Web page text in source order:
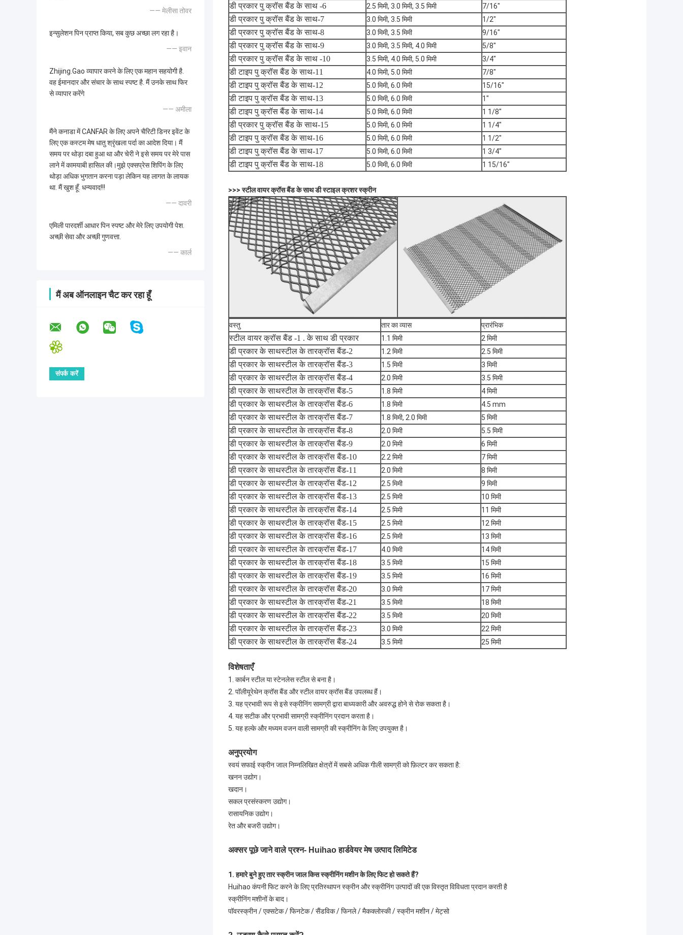
—— मेलीसा तोवर
इन्सुलेशन पिन प्राप्त किया, सब कुछ अच्छा लग रहा है।
—— इवान
Zhijing.Gao व्यापार करने के लिए एक महान सहयोगी है.
वह ईमानदार और संचार के साथ स्पष्ट है. मैं उनके साथ फिर
से व्यापार करेंगे
—— अमीला
मैंने कनाडा में CANFAR के लिए अपने चैरिटी डिनर इवेंट के
लिए एक कस्टम मेष धातु श्रृंखला पर्दा का आदेश दिया। मैं
समय पर थोड़ा दबा हुआ था और चेरी ने इसे समय पर मेरे पास
लाने में कामयाबी हासिल की।मुझे एक्सप्रेस शिपिंग के लिए
थोड़ा अधिक भुगतान करना पड़ा लेकिन यह लागत के लायक
था. मैं खुश हूँ. धन्यवाद!!!
—— दावरी
एमिली पारदर्शी आधार पिन स्पष्ट और मेरे लिए उपयोगी पेश.
अच्छी सेवा और अच्छी गुणवत्ता.
—— कार्ल
मैं अब ऑनलाइन चैट कर रहा हूँ
डी प्रकार पु क्रॉस बैंड के साथ -6 2.5 मिमी, 3.0 मिमी, 3.5 मिमी 7/16″
डी प्रकार पु क्रॉस बैंड के साथ-7 3.0 मिमी, 3.5 मिमी 1/2″
डी प्रकार पु क्रॉस बैंड के साथ-8 3.0 मिमी, 3.5 मिमी 9/16″
डी प्रकार पु क्रॉस बैंड के साथ-9 3.0 मिमी, 3.5 मिमी, 4.0 मिमी 5/8″
डी प्रकार पु क्रॉस बैंड के साथ -10 3.5 मिमी, 4.0 मिमी, 5.0 मिमी 3/4″
डी टाइप पु क्रॉस बैंड के साथ-11 4.0 मिमी, 5.0 मिमी 7/8″
डी टाइप पु क्रॉस बैंड के साथ-12 5.0 मिमी, 6.0 मिमी 15/16″
डी टाइप पु क्रॉस बैंड के साथ-13 5.0 मिमी, 6.0 मिमी 1″
डी टाइप पु क्रॉस बैंड के साथ-14 5.0 मिमी, 6.0 मिमी 1 1/8″
डी प्रकार पु क्रॉस बैंड के साथ-15 5.0 मिमी, 6.0 मिमी 1 1/4″
डी टाइप पु क्रॉस बैंड के साथ-16 5.0 मिमी, 6.0 मिमी 1 1/2″
डी टाइप पु क्रॉस बैंड के साथ-17 5.0 मिमी, 6.0 मिमी 1 3/4″
डी टाइप पु क्रॉस बैंड के साथ-18 5.0 मिमी, 6.0 मिमी 1 15/16″
>>> स्टील वायर क्रॉस बैंड के साथ डी स्टाइल क्रशर स्क्रीन
वस्तु तार का व्यास प्रारंभिक
स्टील वायर क्रॉस बैंड -1 . के साथ डी प्रकार 1.1 मिमी 2 मिमी
डी प्रकार के साथस्टील के तारक्रॉस बैंड-2 1.2 मिमी 2.5 मिमी
डी प्रकार के साथस्टील के तारक्रॉस बैंड-3 1.5 मिमी 3 मिमी
डी प्रकार के साथस्टील के तारक्रॉस बैंड-4 2.0 मिमी 3.5 मिमी
डी प्रकार के साथस्टील के तारक्रॉस बैंड-5 1.8 मिमी 4 मिमी
डी प्रकार के साथस्टील के तारक्रॉस बैंड-6 1.8 मिमी 4.5 mm
डी प्रकार के साथस्टील के तारक्रॉस बैंड-7 1.8 मिमी, 2.0 मिमी 5 मिमी
डी प्रकार के साथस्टील के तारक्रॉस बैंड-8 2.0 मिमी 5.5 मिमी
डी प्रकार के साथस्टील के तारक्रॉस बैंड-9 2.0 मिमी 6 मिमी
डी प्रकार के साथस्टील के तारक्रॉस बैंड-10 2.2 मिमी 7 मिमी
डी प्रकार के साथस्टील के तारक्रॉस बैंड-11 2.0 मिमी 8 मिमी
डी प्रकार के साथस्टील के तारक्रॉस बैंड-12 2.5 मिमी 9 मिमी
डी प्रकार के साथस्टील के तारक्रॉस बैंड-13 2.5 मिमी 10 मिमी
डी प्रकार के साथस्टील के तारक्रॉस बैंड-14 2.5 मिमी 11 मिमी
डी प्रकार के साथस्टील के तारक्रॉस बैंड-15 2.5 मिमी 12 मिमी
डी प्रकार के साथस्टील के तारक्रॉस बैंड-16 2.5 मिमी 13 मिमी
डी प्रकार के साथस्टील के तारक्रॉस बैंड-17 4.0 मिमी 14 मिमी
डी प्रकार के साथस्टील के तारक्रॉस बैंड-18 3.5 मिमी 15 मिमी
डी प्रकार के साथस्टील के तारक्रॉस बैंड-19 3.5 मिमी 16 मिमी
डी प्रकार के साथस्टील के तारक्रॉस बैंड-20 3.0 मिमी 17 मिमी
डी प्रकार के साथस्टील के तारक्रॉस बैंड-21 3.5 मिमी 18 मिमी
डी प्रकार के साथस्टील के तारक्रॉस बैंड-22 3.5 मिमी 20 मिमी
डी प्रकार के साथस्टील के तारक्रॉस बैंड-23 3.0 मिमी 22 मिमी
डी प्रकार के साथस्टील के तारक्रॉस बैंड-24 3.5 मिमी 25 मिमी
विशेषताएँ
1. कार्बन स्टील या स्टेनलेस स्टील से बना है।
2. पॉलीयूरेथेन क्रॉस बैंड और स्टील वायर क्रॉस बैंड उपलब्ध हैं।
3. यह प्रभावी रूप से इसे स्क्रीनिंग सामग्री द्वारा बाध्यकारी और अवरुद्ध होने से रोक सकता है।
4. यह सटीक और प्रभावी सामग्री स्क्रीनिंग प्रदान करता है।
5. यह हल्के और मध्यम वजन वाली सामग्री की स्क्रीनिंग के लिए उपयुक्त है।
अनुप्रयोग
स्वयं सफाई स्क्रीन जाल निम्नलिखित क्षेत्रों में सबसे अधिक गीली सामग्री को फ़िल्टर कर सकता है:
खनन उद्योग।
खदान।
सकल प्रसंस्करण उद्योग।
रासायनिक उद्योग।
रेत और बजरी उद्योग।
अक्सर पूछे जाने वाले प्रश्न- Huihao हार्डवेयर मेष उत्पाद लिमिटेड
1. हमारे बुने हुए तार स्क्रीन जाल किस स्क्रीनिंग मशीन के लिए फिट हो सकते हैं?
Huihao कंपनी फिट करने के लिए प्रतिस्थापन स्क्रीन और स्क्रीनिंग उत्पादों की एक विस्तृत विविधता प्रदान करती है
स्क्रीनिंग मशीनों के बाद।
पॉवरस्क्रीन / एक्सटेक / फिनटेक / सैंडविक / फिनले / मैकक्लोस्की / स्क्रीन मशीन / मेट्सो